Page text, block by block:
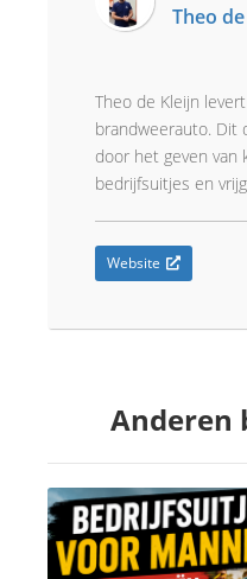
Theo
Theo de Kleijn
brandweerauto. Dit
door het geven van
bedrijfsuitjes en
Website
Anderen